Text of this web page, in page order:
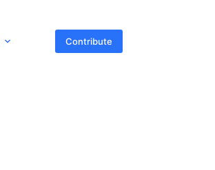
Contribute